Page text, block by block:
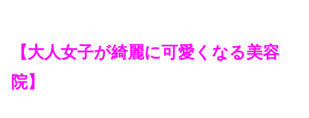
【大人女子が綺麗に可愛くなる美容
院】